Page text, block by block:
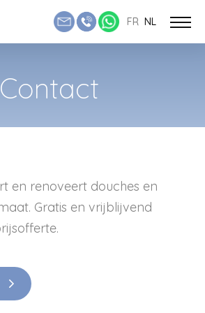
FR NL
Contact
en renoveert douches en
Gratis en vrijblijvend